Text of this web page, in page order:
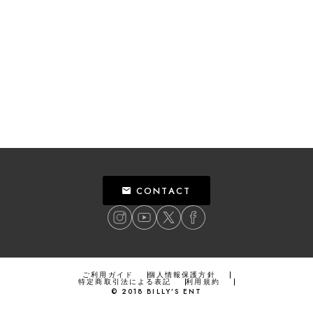
CONTACT
ご利用ガイド 個人情報保護方針
特定商取引法による表記
利用規約
© 2018 BILLY’S ENT